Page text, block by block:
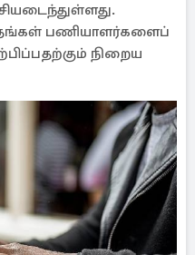
தங்கள் பணியாளர்களைப்
நிறைய